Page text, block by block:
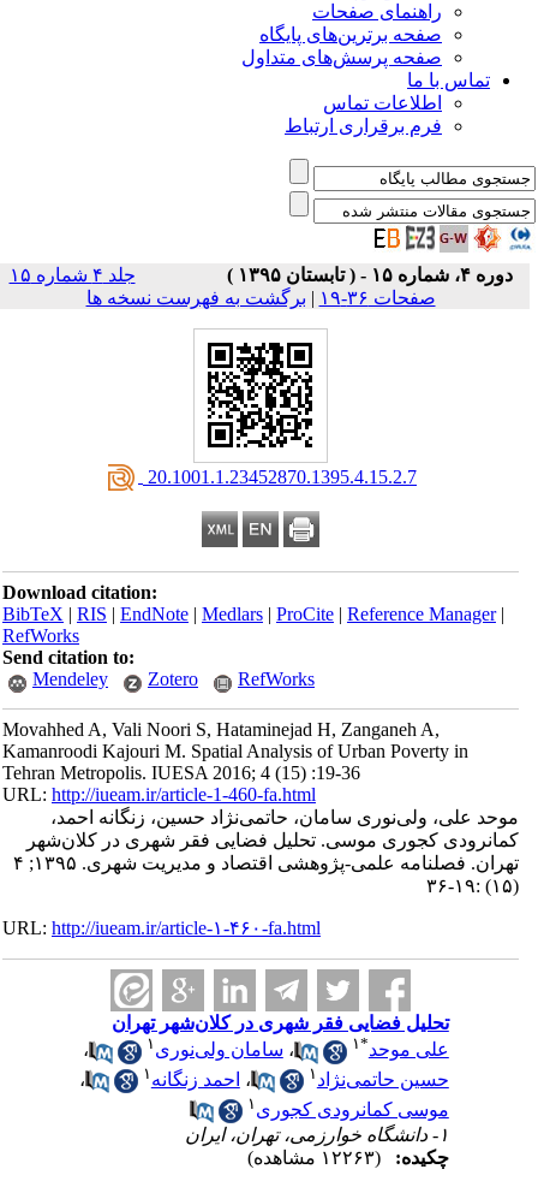
راهنمای صفحات
صفحه برترین‌های پایگاه
صفحه پرسش‌های متداول
تماس با ما
اطلاعات تماس
فرم برقراری ارتباط
دوره ۴، شماره ۱۵ - ( تابستان ۱۳۹۵ )
جلد ۴ شماره ۱۵
صفحات ۳۶-۱۹
| برگشت به فهرست نسخه ها
‎ 20.1001.1.23452870.1395.4.15.2.7
Download citation:
BibTeX|RIS|EndNote|Medlars|ProCite|Reference Manager
RefWorks
Send citation to:
Mendeley
Zotero RefWorks
Movahhed A, Vali Noori S, Hataminejad H, Zanganeh A,
Kamanroodi Kajouri M. Spatial Analysis of Urban Poverty in
Tehran Metropolis. IUESA 2016; 4 (15) :19-36
URL:http://iueam.ir/article-1-460-fa.html
موحد علی، ولی‌نوری سامان، حاتمی‌نژاد حسین، زنگانه احمد،
کمانرودی کجوری موسی. تحلیل فضایی فقر شهری در کلان‌شهر
تهران. فصلنامه علمی-پژوهشی اقتصاد و مدیریت شهری. ۱۳۹۵; ۴
URL:http://iueam.ir/article-۱-۴۶۰-fa.html
تحلیل فضایی فقر شهری در کلان‌شهر تهران
علی موحد*۱ ،سامان ولی‌نوری۱
،
حسین حاتمی‌نژاد ۱ ،احمد زنگانه۱
،
موسی کمانرودی کجوری
چکیده: